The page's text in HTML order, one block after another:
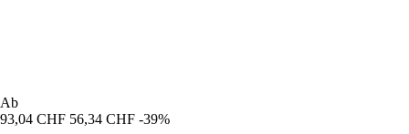
Ab
93,04 CHF 56,34 CHF -39%